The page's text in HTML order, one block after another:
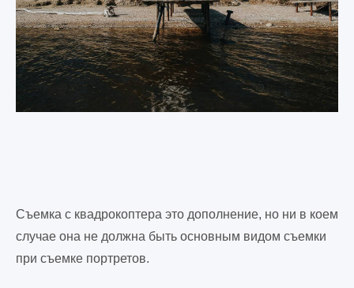
Съемка с квадрокоптера это дополнение, но ни в коем
случае она не должна быть основным видом съемки
при съемке портретов.